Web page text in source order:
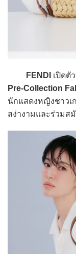
FENDI เปิดตั
Pre-Collection
นักแสดงหญิงชาว
สง่างามและร่วมส